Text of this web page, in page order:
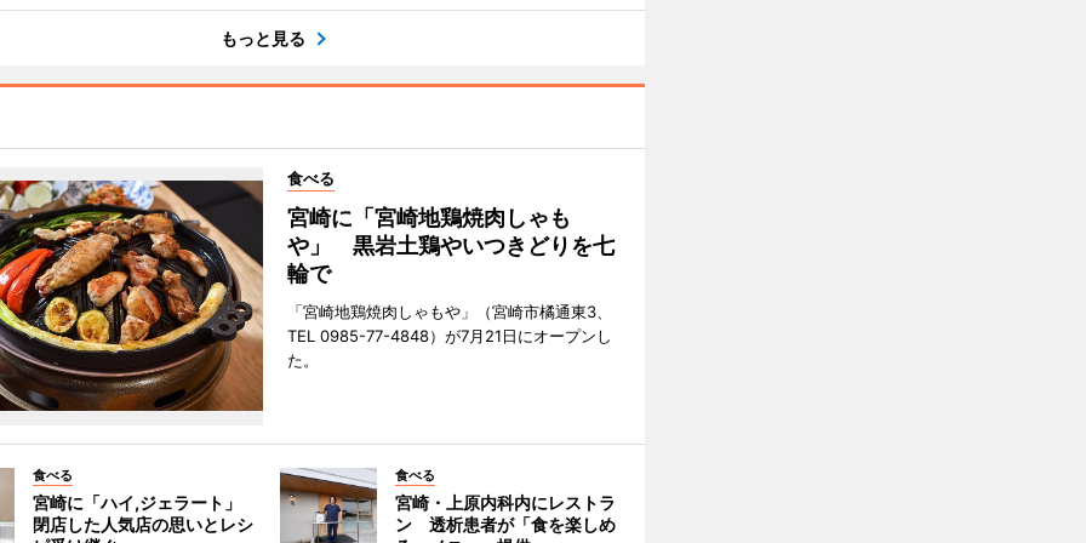
もっと見る
食べる
宮崎に「宮崎地鶏焼肉しゃも
や」 黒岩土鶏やいつきどりを七
輪で
「宮崎地鶏焼肉しゃもや」（宮崎市橘通東3、
TEL 0985-77-4848）が7月21日にオープンし
た。
食べる
宮崎に「ハイ,ジェラート」
閉店した人気店の思いとレシ
食べる
宮崎・上原内科内にレストラ
ン 透析患者が「食を楽しめ